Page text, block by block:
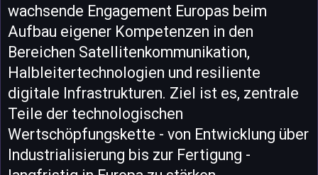
wachsende Engagement Europas beim
Aufbau eigener Kompetenzen in den
Bereichen Satellitenkommunikation,
Halbleitertechnologien und resiliente
digitale Infrastrukturen. Ziel ist es, zentrale
Teile der technologischen
Wertschöpfungskette - von Entwicklung über
Industrialisierung bis zur Fertigung -